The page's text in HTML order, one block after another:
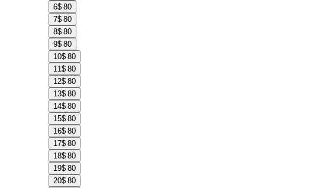
6$ 80
7$ 80
8$ 80
9$ 80
10$ 80
11$ 80
12$ 80
13$ 80
14$ 80
15$ 80
16$ 80
17$ 80
18$ 80
19$ 80
20$ 80